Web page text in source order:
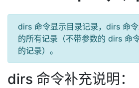
dirs 命令显示目录记录，dirs 命
的所有记录（不带参数的 dirs 命
的记录）。
dirs 命令补充说明：